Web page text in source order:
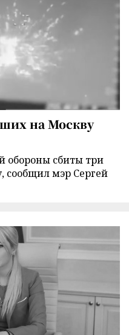
на Москву
обороны сбиты три
сообщил мэр Сергей